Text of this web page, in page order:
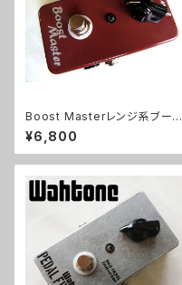
Boost Masterレンジ系ブース
ターキット【BASIC KIT】
¥6,800